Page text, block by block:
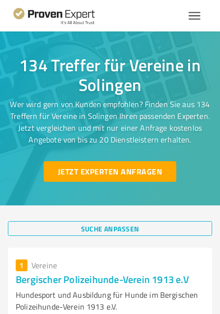
134 Treffer für Vereine in
Solingen
Wer wird gern von Kunden empfohlen? Finden Sie aus 134
Treffern für Vereine in Solingen Ihren passenden Experten.
Jetzt vergleichen und mit nur einer Anfrage kostenlos
Angebote von bis zu 20 Dienstleistern erhalten.
JETZT EXPERTEN ANFRAGEN
SUCHE ANPASSEN
1 Vereine
Bergischer Polizeihunde-Verein 1913 e.V
Hundesport und Ausbildung für Hunde im Bergischen
Polizeihunde-Verein 1913 e.V.